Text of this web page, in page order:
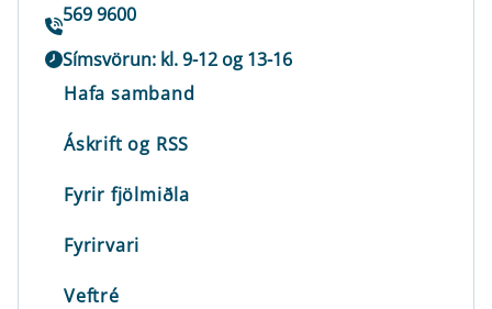
569 9600
Símsvörun: kl. 9-12 og 13-16
Hafa samband
Áskrift og RSS
Fyrir fjölmiðla
Fyrirvari
Veftré